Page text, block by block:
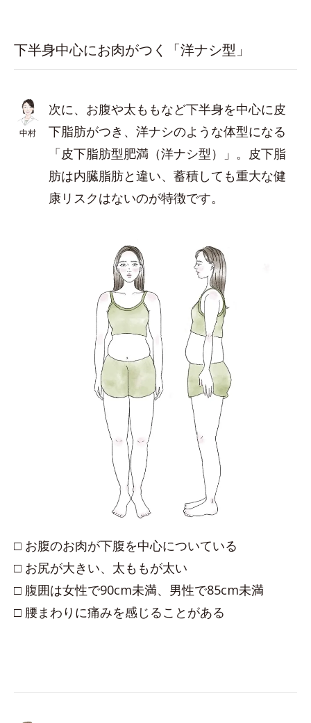
下半身中心にお肉がつく「洋ナシ型」
中村
次に、お腹や太ももなど下半身を中心に皮
下脂肪がつき、洋ナシのような体型になる
「皮下脂肪型肥満（洋ナシ型）」。皮下脂
肪は内臓脂肪と違い、蓄積しても重大な健
康リスクはないのが特徴です。
□ お腹のお肉が下腹を中心についている
□ お尻が大きい、太ももが太い
□ 腹囲は女性で90cm未満、男性で85cm未満
□ 腰まわりに痛みを感じることがある